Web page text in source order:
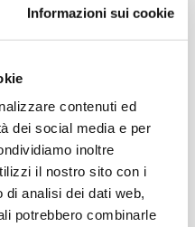
Informazioni sui cookie
contenuti ed
dei social media e per
inoltre
il nostro sito con i
analisi dei dati web,
potrebbero combinarle